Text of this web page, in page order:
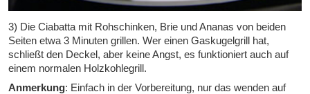
3) Die Ciabatta mit Rohschinken, Brie und Ananas von beiden
Seiten etwa 3 Minuten grillen. Wer einen Gaskugelgrill hat,
schließt den Deckel, aber keine Angst, es funktioniert auch auf
einem normalen Holzkohlegrill.
Anmerkung: Einfach in der Vorbereitung, nur das wenden auf